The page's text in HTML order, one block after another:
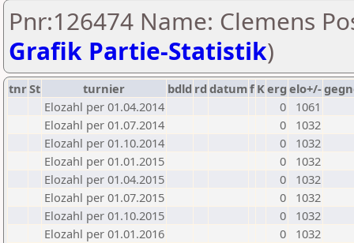
Pnr:126474 Name: Clemens
Grafik Partie-Statistik)
tnrSt turnier bdld rd datumf Kerg elo+/-
Elozahl per 01.04.2014
0
1061
Elozahl per 01.07.2014
0
1032
Elozahl per 01.10.2014
0
1032
Elozahl per 01.01.2015
0
1032
Elozahl per 01.04.2015
0
1032
Elozahl per 01.07.2015
0
1032
Elozahl per 01.10.2015
0
1032
Elozahl per 01.01.2016
0
1032